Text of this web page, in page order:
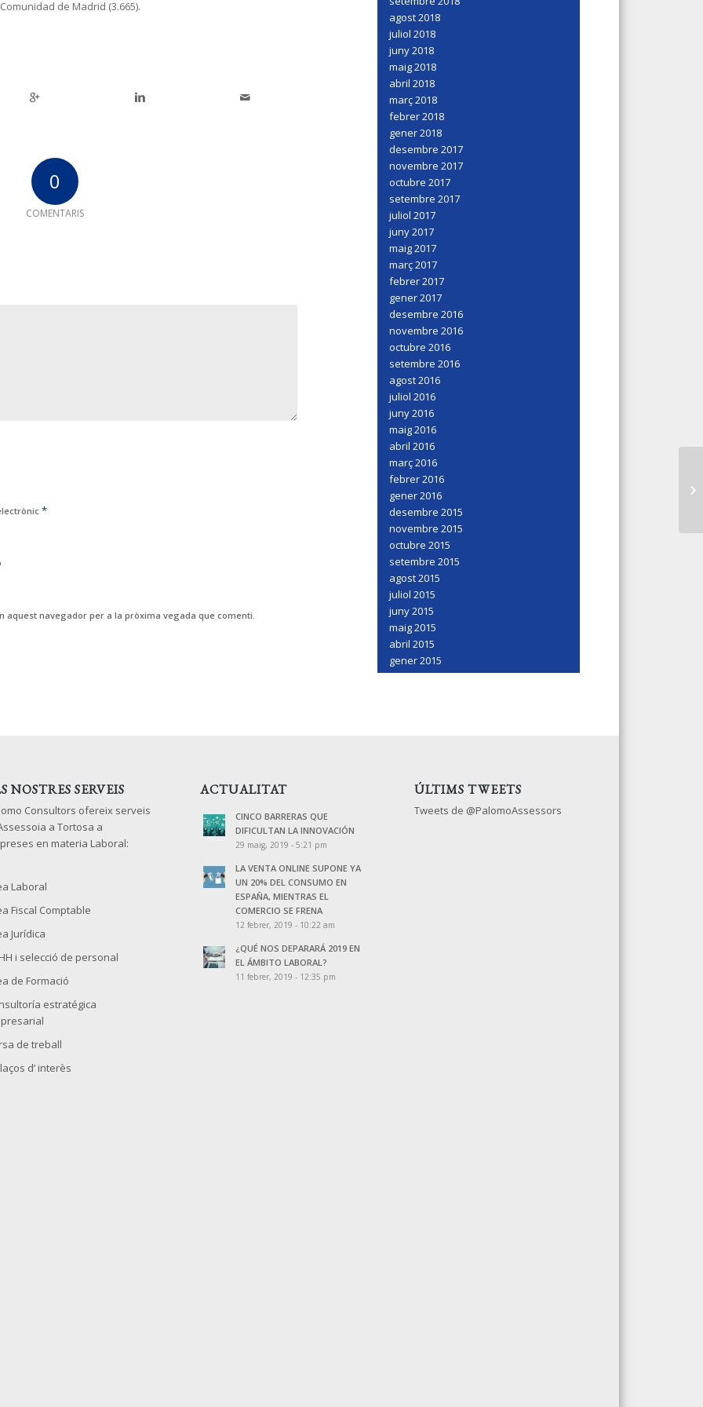
de Madrid (3.665).
0
COMENTARIS
*
aquest navegador per a la pròxima vegada que comenti.
agost 2018
juliol 2018
juny 2018
maig 2018
abril 2018
març 2018
febrer 2018
gener 2018
desembre 2017
novembre 2017
octubre 2017
setembre 2017
juliol 2017
juny 2017
maig 2017
març 2017
febrer 2017
gener 2017
desembre 2016
novembre 2016
octubre 2016
setembre 2016
agost 2016
juliol 2016
juny 2016
maig 2016
abril 2016
març 2016
febrer 2016
gener 2016
desembre 2015
novembre 2015
octubre 2015
setembre 2015
agost 2015
juliol 2015
juny 2015
maig 2015
abril 2015
gener 2015
NOSTRES SERVEIS
Consultors ofereix serveis
a Tortosa a
en materia Laboral:
Laboral
Fiscal Comptable
Jurídica
i selecció de personal
de Formació
estratégica
de treball
d’ interès
ACTUALITAT
CINCO BARRERAS QUE
DIFICULTAN LA INNOVACIÓN
29 maig, 2019 - 5:21 pm
LA VENTA ONLINE SUPONE YA
UN 20% DEL CONSUMO EN
ESPAÑA, MIENTRAS EL
COMERCIO SE FRENA
12 febrer, 2019 - 10:22 am
¿QUÉ NOS DEPARARÁ 2019 EN
EL ÁMBITO LABORAL?
11 febrer, 2019 - 12:35 pm
ÚLTIMS TWEETS
Tweets de @PalomoAssessors